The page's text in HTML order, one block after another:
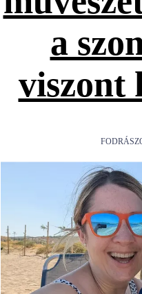
a
viszont